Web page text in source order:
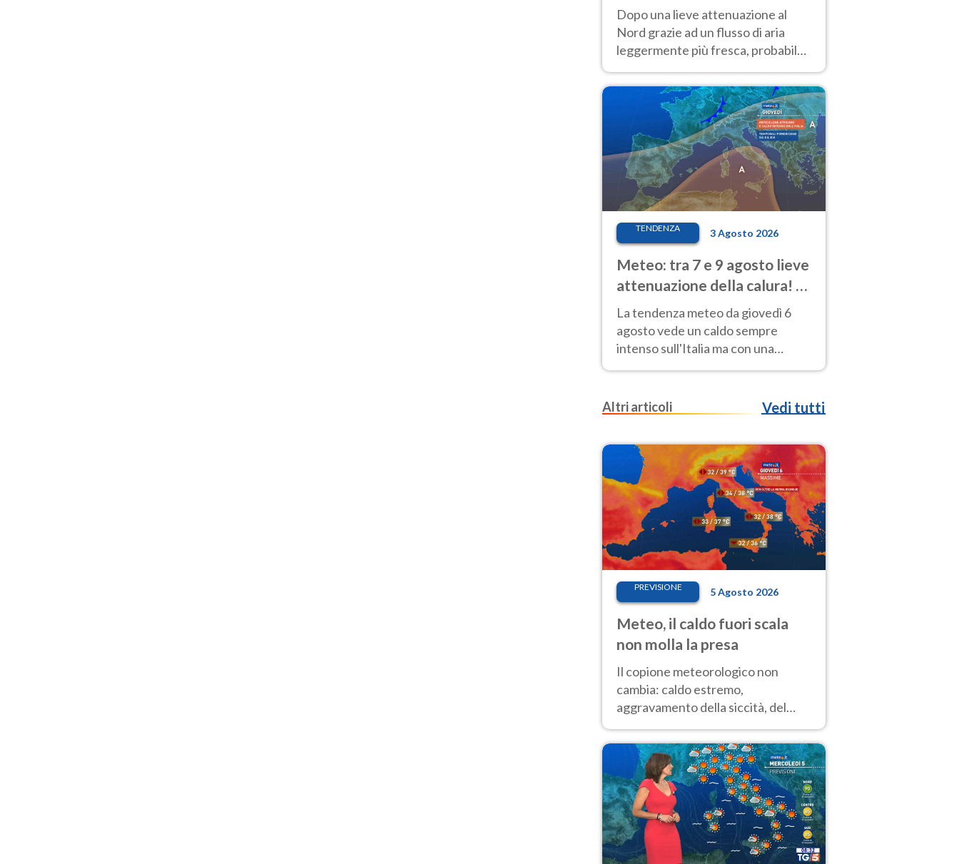
Dopo una lieve attenuazione al
Nord grazie ad un flusso di aria
leggermente più fresca, probabile
africano entro Ferragosto
TENDENZA 3 Agosto 2026
Meteo: tra 7 e 9 agosto lieve
attenuazione della calura! Al
Nord rischio temporali
La tendenza meteo da giovedì 6
agosto vede un caldo sempre
intenso sull'Italia ma con una
parziale e lieve attenuazione tra il 7
Altri articoli
Vedi tutti
PREVISIONE 5 Agosto 2026
Meteo, il caldo fuori scala
non molla la presa
Il copione meteorologico non
cambia: caldo estremo,
aggravamento della siccità, del
calore. Nessun cambiamento fino
Ferragosto